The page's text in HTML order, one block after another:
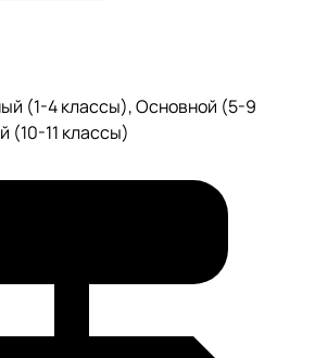
(1-4 классы), Основной (5-9
(10-11 классы)